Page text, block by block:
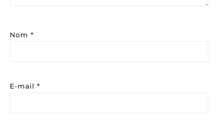
Nom *
E-mail *